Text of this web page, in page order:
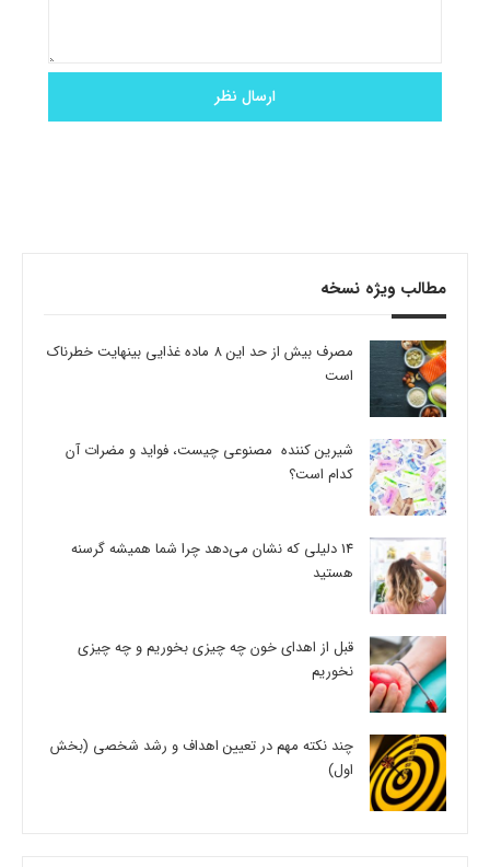
مطالب ویژه نسخه
مصرف بیش از حد این 8 ماده غذایی بینهایت خطرناک
است
شیرین کننده مصنوعی چیست، فواید و مضرات آن
کدام است؟
14 دلیلی که نشان می‌دهد چرا شما همیشه گرسنه
هستید
قبل از اهدای خون چه چیزی بخوریم و چه چیزی
نخوریم
چند نکته مهم در تعیین اهداف و رشد شخصی (بخش
اول)